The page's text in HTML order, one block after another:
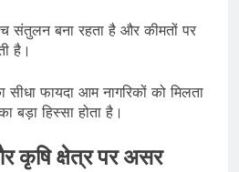
संतुलन बना रहता है और कीमतों पर
है।
सीधा फायदा आम नागरिकों को मिलता
बड़ा हिस्सा होता है।
कृषि क्षेत्र पर असर